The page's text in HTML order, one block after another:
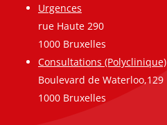
Urgences
rue Haute 290
1000 Bruxelles
Consultations (Polyclinique)
Boulevard de Waterloo,129
1000 Bruxelles